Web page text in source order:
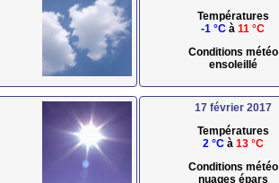
Températures
-1 °C à 11 °C
Conditions météo
ensoleillé
17 février 2017
Températures
2 °Cà 13 °C
Conditions météo
nuages épars